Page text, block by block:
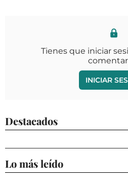
Tienes que iniciar
INICIAR
Destacados
Lo más leído